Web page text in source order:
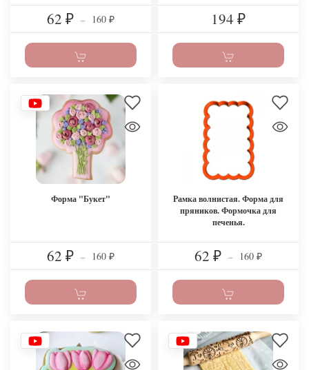
62 ₽ – 160 ₽ 194 ₽
Форма "Букет"
62 ₽ – 160 ₽
Рамка волнистая. Форма для
пряников. Формочка для
печенья.
62 ₽ – 160 ₽